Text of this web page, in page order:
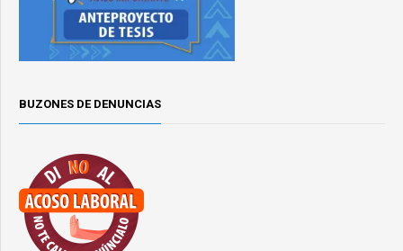
BUZONES DE DENUNCIAS